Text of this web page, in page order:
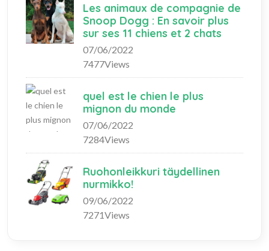
Les animaux de compagnie de
Snoop Dogg : En savoir plus
sur ses 11 chiens et 2 chats
07/06/2022
7477Views
quel est le chien le plus
mignon du monde
07/06/2022
7284Views
Ruohonleikkuri täydellinen
nurmikko!
09/06/2022
7271Views